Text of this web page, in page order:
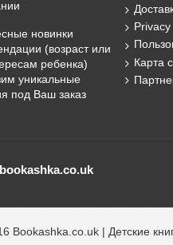
новинки
(возраст или
ребенка)
уникальные
под Ваш заказ
Карта
Bookashka.co.uk | Детские